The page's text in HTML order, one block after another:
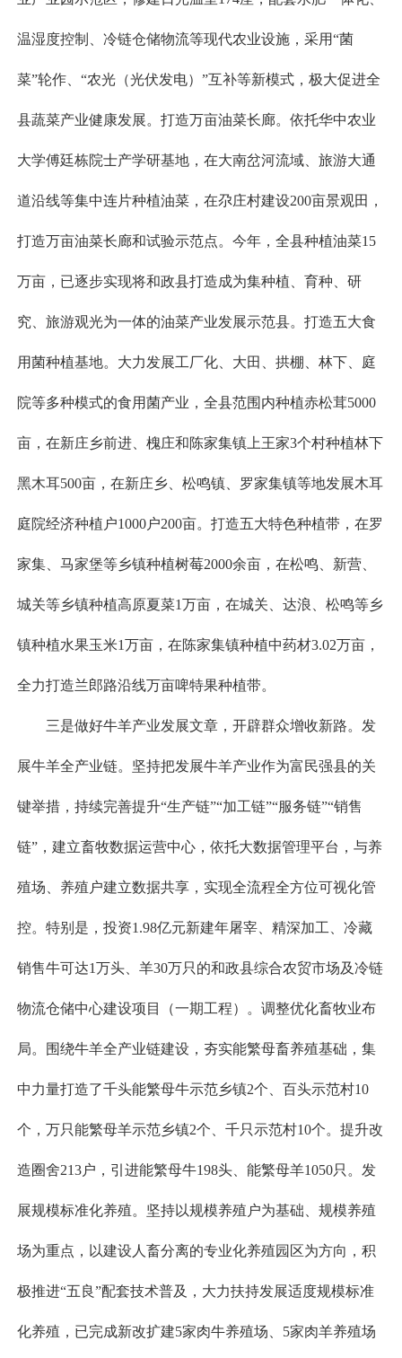
温湿度控制、冷链仓储物流等现代农业设施，采用“菌
菜”轮作、“农光（光伏发电）”互补等新模式，极大促进全
县蔬菜产业健康发展。打造万亩油菜长廊。依托华中农业
大学傅廷栋院士产学研基地，在大南岔河流域、旅游大通
道沿线等集中连片种植油菜，在尕庄村建设200亩景观田，
打造万亩油菜长廊和试验示范点。今年，全县种植油菜15
万亩，已逐步实现将和政县打造成为集种植、育种、研
究、旅游观光为一体的油菜产业发展示范县。打造五大食
用菌种植基地。大力发展工厂化、大田、拱棚、林下、庭
院等多种模式的食用菌产业，全县范围内种植赤松茸5000
亩，在新庄乡前进、槐庄和陈家集镇上王家3个村种植林下
黑木耳500亩，在新庄乡、松鸣镇、罗家集镇等地发展木耳
庭院经济种植户1000户200亩。打造五大特色种植带，在罗
家集、马家堡等乡镇种植树莓2000余亩，在松鸣、新营、
城关等乡镇种植高原夏菜1万亩，在城关、达浪、松鸣等乡
镇种植水果玉米1万亩，在陈家集镇种植中药材3.02万亩，
全力打造兰郎路沿线万亩啤特果种植带。
三是做好牛羊产业发展文章，开辟群众增收新路。发
展牛羊全产业链。坚持把发展牛羊产业作为富民强县的关
键举措，持续完善提升“生产链”“加工链”“服务链”“销售
链”，建立畜牧数据运营中心，依托大数据管理平台，与养
殖场、养殖户建立数据共享，实现全流程全方位可视化管
控。特别是，投资1.98亿元新建年屠宰、精深加工、冷藏
销售牛可达1万头、羊30万只的和政县综合农贸市场及冷链
物流仓储中心建设项目（一期工程）。调整优化畜牧业布
局。围绕牛羊全产业链建设，夯实能繁母畜养殖基础，集
中力量打造了千头能繁母牛示范乡镇2个、百头示范村10
个，万只能繁母羊示范乡镇2个、千只示范村10个。提升改
造圈舍213户，引进能繁母牛198头、能繁母羊1050只。发
展规模标准化养殖。坚持以规模养殖户为基础、规模养殖
场为重点，以建设人畜分离的专业化养殖园区为方向，积
极推进“五良”配套技术普及，大力扶持发展适度规模标准
化养殖，已完成新改扩建5家肉牛养殖场、5家肉羊养殖场